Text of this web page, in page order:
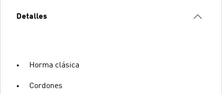
Detalles
Horma clásica
Cordones